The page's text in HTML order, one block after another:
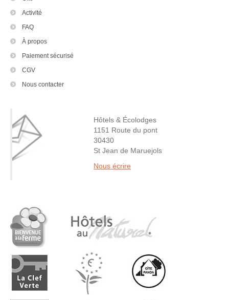
Activité
FAQ
À propos
Paiement sécurisé
CGV
Nous contacter
Hôtels & Écolodges
1151 Route du pont
30430
St Jean de Maruejols
Nous écrire